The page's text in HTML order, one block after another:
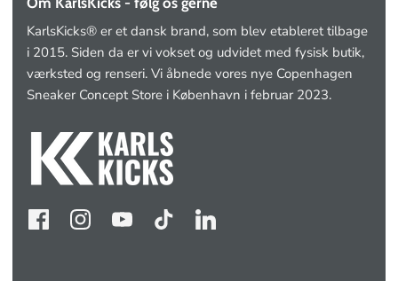
KarlsKicks® er et dansk brand, som blev etableret tilbage
i 2015. Siden da er vi vokset og udvidet med fysisk butik,
værksted og renseri. Vi åbnede vores nye Copenhagen
Sneaker Concept Store i København i februar 2023.